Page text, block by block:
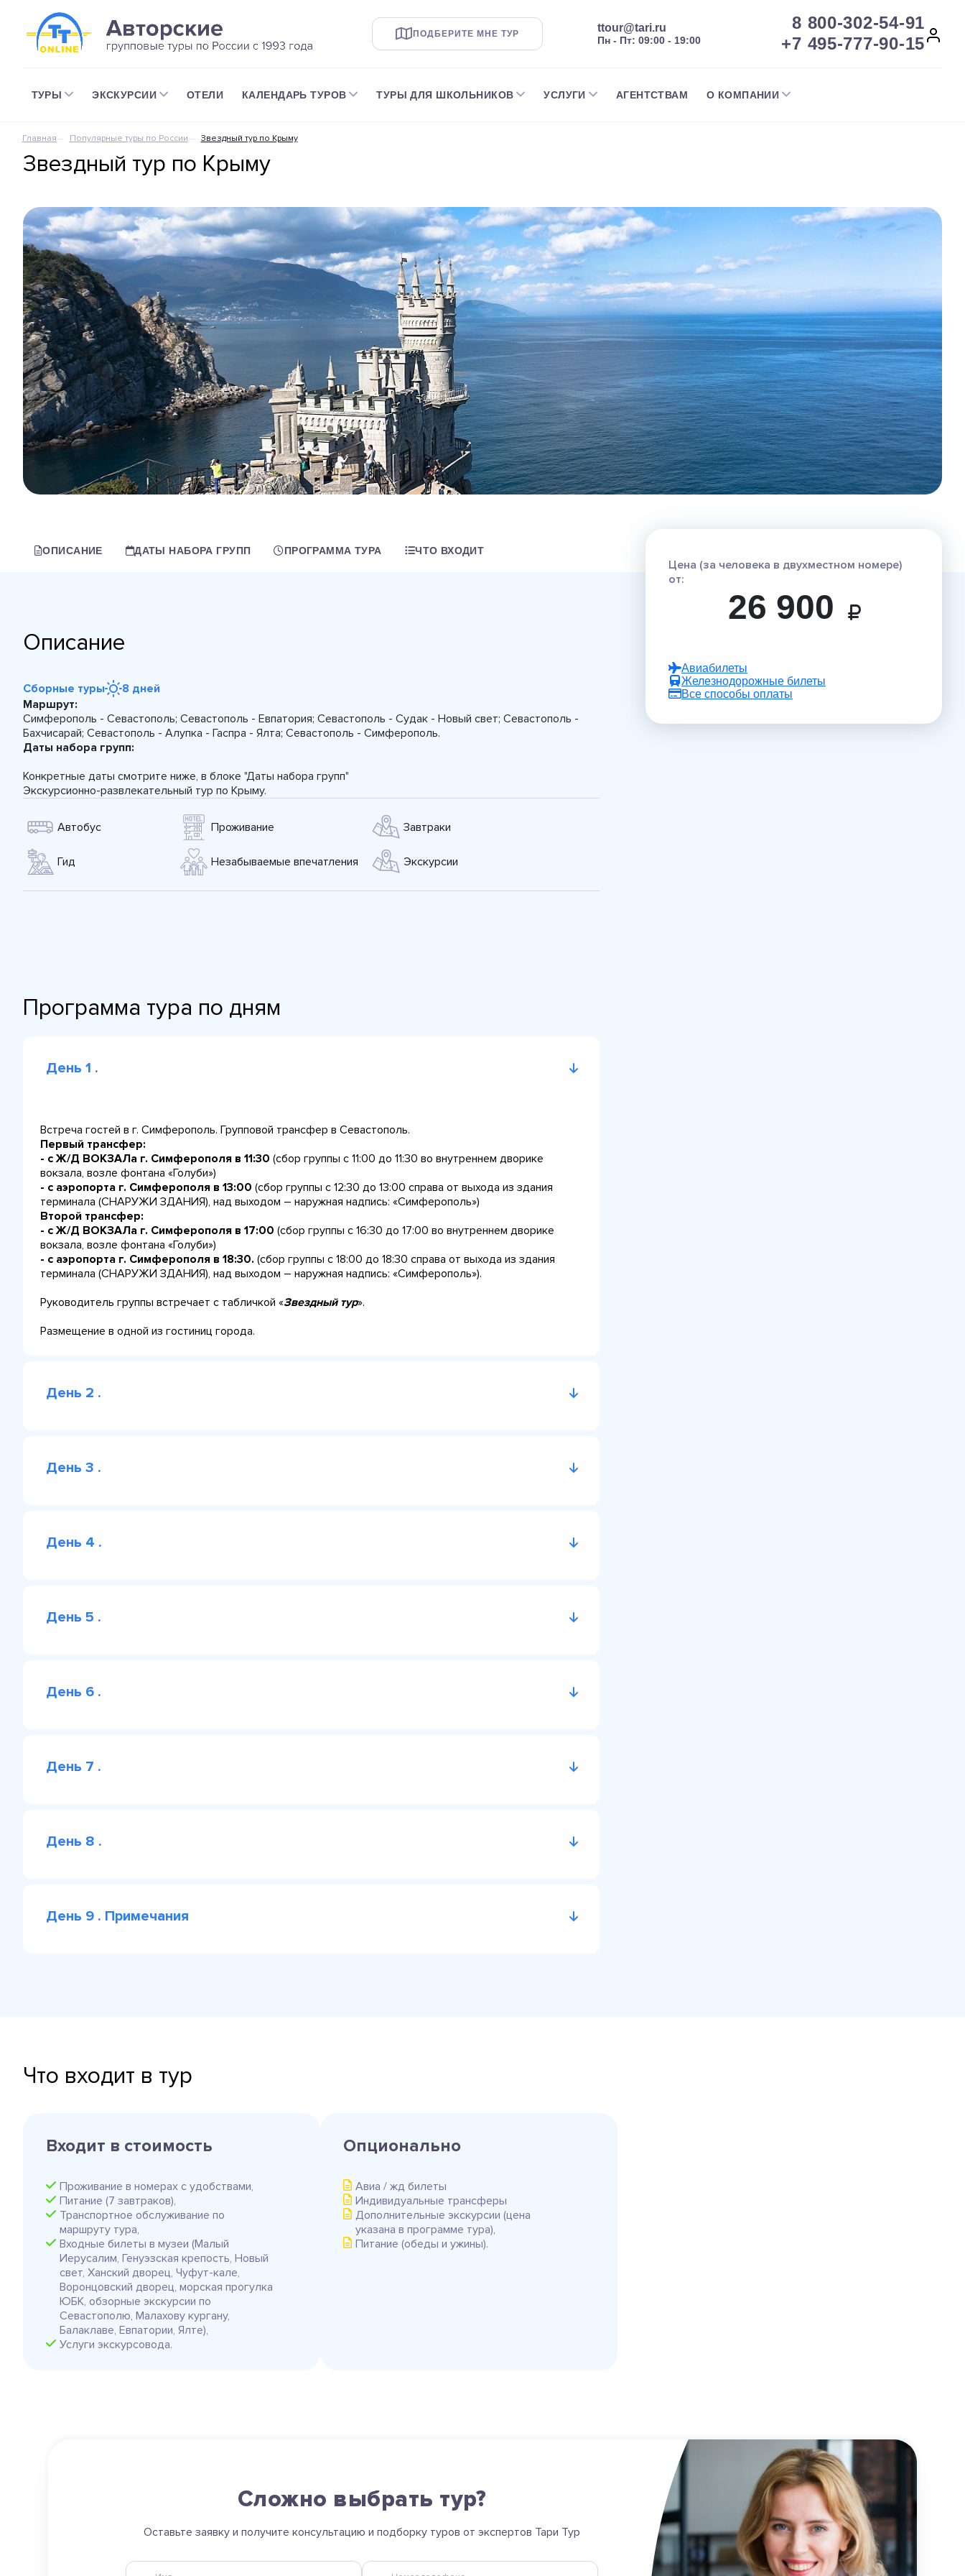
ПОДБЕРИТЕ МНЕ ТУР ttour@tari.ru
Пн - Пт: 09:00 - 19:00
8 800-302-54-91
+7 495-777-90-15
ТУРЫ ЭКСКУРСИИ ОТЕЛИ КАЛЕНДАРЬ ТУРОВ ТУРЫ ДЛЯ ШКОЛЬНИКОВ УСЛУГИ АГЕНТСТВАМ О КОМПАНИИ
Главная Популярные туры по России Звездный тур по Крыму
Звездный тур по Крыму
Цена (за человека в двухместном номере)
от:
26 900
Авиабилеты
Железнодорожные билеты
Все способы оплаты
ОПИСАНИЕ ДАТЫ НАБОРА ГРУПП ПРОГРАММА ТУРА ЧТО ВХОДИТ
Описание
Сборные туры
8 дней
Маршрут:
Симферополь - Севастополь; Севастополь - Евпатория; Севастополь - Судак - Новый свет; Севастополь -
Бахчисарай; Севастополь - Алупка - Гаспра - Ялта; Севастополь - Симферополь.
Даты набора групп:
Конкретные даты смотрите ниже, в блоке "Даты набора групп"
Экскурсионно-развлекательный тур по Крыму.
Автобус Проживание Завтраки
Гид Незабываемые впечатления Экскурсии
Программа тура по дням
День 1 .
Встреча гостей в г. Симферополь. Групповой трансфер в Севастополь.
Первый трансфер:
- с Ж/Д ВОКЗАЛа г. Симферополя в 11:30 (сбор группы с 11:00 до 11:30 во внутреннем дворике
вокзала, возле фонтана «Голуби»)
- с аэропорта г. Симферополя в 13:00 (сбор группы c 12:30 до 13:00 справа от выхода из здания
терминала (СНАРУЖИ ЗДАНИЯ), над выходом – наружная надпись: «Симферополь»)
Второй трансфер:
- с Ж/Д ВОКЗАЛа г. Симферополя в 17:00 (сбор группы с 16:30 до 17:00 во внутреннем дворике
вокзала, возле фонтана «Голуби»)
- с аэропорта г. Симферополя в 18:30. (сбор группы c 18:00 до 18:30 справа от выхода из здания
терминала (СНАРУЖИ ЗДАНИЯ), над выходом – наружная надпись: «Симферополь»).
Руководитель группы встречает с табличкой «Звездный тур».
Размещение в одной из гостиниц города.
День 2 .
День 3 .
День 4 .
День 5 .
День 6 .
День 7 .
День 8 .
День 9 . Примечания
Что входит в тур
Входит в стоимость
Проживание в номерах с удобствами,
Питание (7 завтраков),
Транспортное обслуживание по
маршруту тура,
Входные билеты в музеи (Малый
Иерусалим, Генуэзская крепость, Новый
свет, Ханский дворец, Чуфут-кале,
Воронцовский дворец, морская прогулка
ЮБК, обзорные экскурсии по
Севастополю, Малахову кургану,
Балаклаве, Евпатории, Ялте),
Услуги экскурсовода.
Опционально
Авиа / жд билеты
Индивидуальные трансферы
Дополнительные экскурсии (цена
указана в программе тура),
Питание (обеды и ужины).
Сложно выбрать тур?
Оставьте заявку и получите консультацию и подборку туров от экспертов Тари Тур